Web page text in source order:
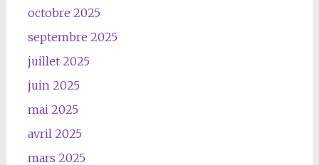
octobre 2025
septembre 2025
juillet 2025
juin 2025
mai 2025
avril 2025
mars 2025